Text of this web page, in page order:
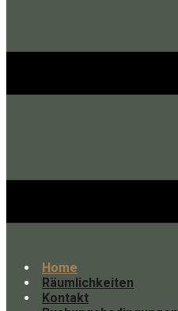
Home
Räumlichkeiten
Kontakt